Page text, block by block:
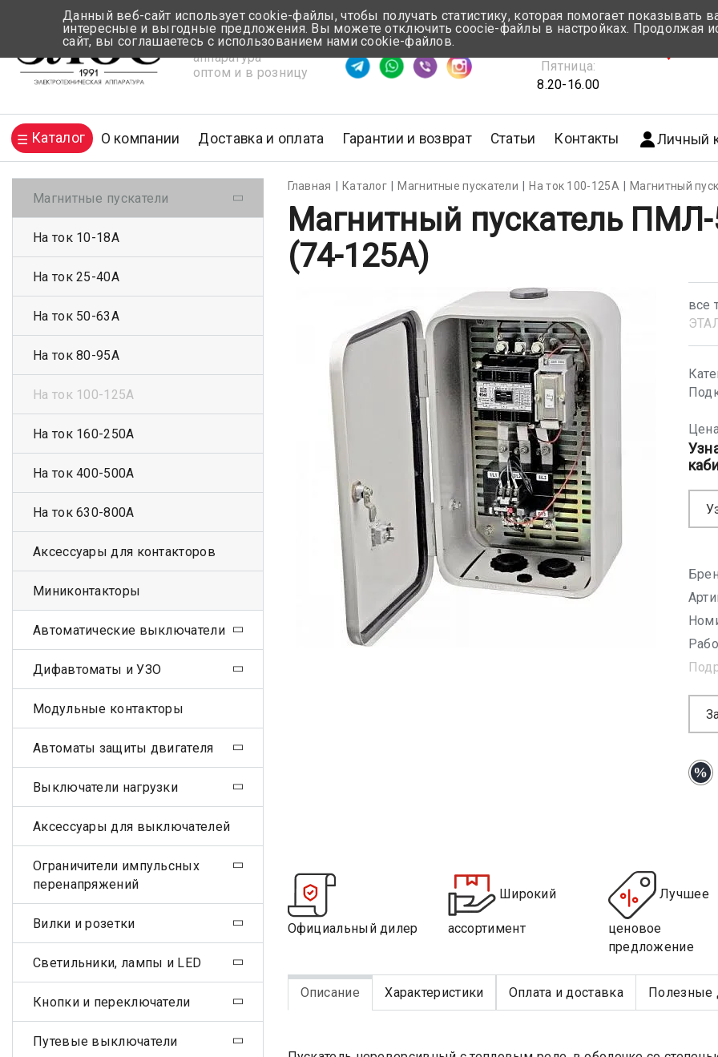
Электротехническая
аппаратура
оптом и в розницу
Время ответа ≈ 5 мин
Понедельник-Четверг:
Пятница:
8.20-16.00
Каталог О компании Доставка и оплата Гарантии и возврат Статьи Контакты Личный
Главная Каталог Магнитные пускатели На ток 100-125А Магнитный
Магнитный пускатель
(74-125А)
все
Официальный дилер
Широкий
ассортимент
Лучшее
ценовое
предложение
Описание Характеристики Оплата и доставка Полезные
Магнитные пускатели
На ток 10-18А
На ток 25-40А
На ток 50-63А
На ток 80-95А
На ток 100-125А
На ток 160-250А
На ток 400-500А
На ток 630-800А
Аксессуары для контакторов
Миниконтакторы
Автоматические выключатели
Дифавтоматы и УЗО
Модульные контакторы
Автоматы защиты двигателя
Выключатели нагрузки
Аксессуары для выключателей
Ограничители импульсных
перенапряжений
Вилки и розетки
Светильники, лампы и LED
Кнопки и переключатели
Путевые выключатели
Данный веб-сайт использует cookie-файлы, чтобы получать статистику, которая помогает показывать
интересные и выгодные предложения. Вы можете отключить coocie-файлы в настройках. Продолжая
сайт, вы соглашаетесь с использованием нами cookie-файлов.